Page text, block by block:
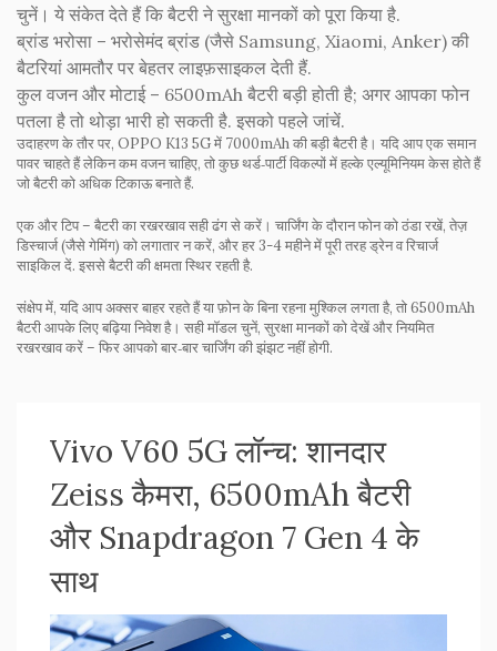
चुनें। ये संकेत देते हैं कि बैटरी ने सुरक्षा मानकों को पूरा किया है.
ब्रांड भरोसा – भरोसेमंद ब्रांड (जैसे Samsung, Xiaomi, Anker) की
बैटरियां आमतौर पर बेहतर लाइफ़साइकल देती हैं.
कुल वजन और मोटाई– 6500mAh बैटरी बड़ी होती है; अगर आपका फोन
पतला है तो थोड़ा भारी हो सकती है. इसको पहले जांचें.
उदाहरण के तौर पर, OPPO K13 5G में 7000mAh की बड़ी बैटरी है। यदि आप एक समान
पावर चाहते हैं लेकिन कम वजन चाहिए, तो कुछ थर्ड‑पार्टी विकल्पों में हल्के एल्यूमिनियम केस होते हैं
जो बैटरी को अधिक टिकाऊ बनाते हैं.
एक और टिप – बैटरी का रखरखाव सही ढंग से करें। चार्जिंग के दौरान फोन को ठंडा रखें, तेज़
डिस्चार्ज (जैसे गेमिंग) को लगातार न करें, और हर 3-4 महीने में पूरी तरह ड्रेन व रिचार्ज
साइकिल दें. इससे बैटरी की क्षमता स्थिर रहती है.
संक्षेप में, यदि आप अक्सर बाहर रहते हैं या फ़ोन के बिना रहना मुश्किल लगता है, तो 6500mAh
बैटरी आपके लिए बढ़िया निवेश है। सही मॉडल चुनें, सुरक्षा मानकों को देखें और नियमित
रखरखाव करें – फिर आपको बार‑बार चार्जिंग की झंझट नहीं होगी.
Vivo V60 5G लॉन्च: शानदार
Zeiss कैमरा, 6500mAh बैटरी
और Snapdragon 7 Gen 4 के
साथ